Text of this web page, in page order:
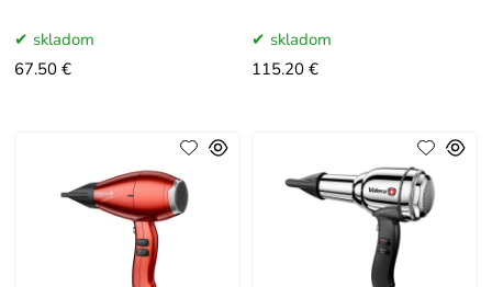
3400 IONIC je veľmi ľahká a
skladom
67.50 €
a mimoriadne ľahká sušička určená
skladom
115.20 €